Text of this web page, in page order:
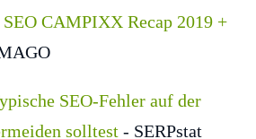
CAMPIXX Recap 2019 +
SEO-Fehler auf der
solltest - SERPstat